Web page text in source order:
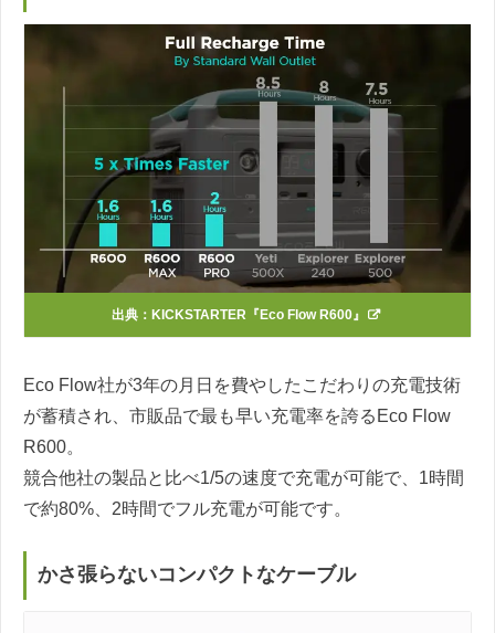
出典： KICKSTARTER『Eco Flow R600』
Eco Flow社が3年の月日を費やしたこだわりの充電技術
が蓄積され、市販品で最も早い充電率を誇るEco Flow
R600。
競合他社の製品と比べ1/5の速度で充電が可能で、1時間
で約80%、2時間でフル充電が可能です。
かさ張らないコンパクトなケーブル